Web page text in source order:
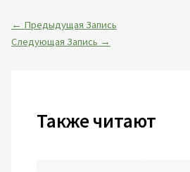
← Предыдущая Запись
Следующая Запись →
Также читают